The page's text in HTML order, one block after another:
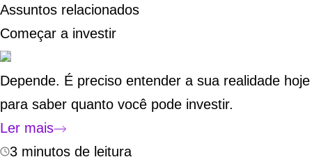
Assuntos relacionados
Começar a investir
Depende. É preciso entender a sua realidade hoje
para saber quanto você pode investir.
Ler mais
3 minutos de leitura